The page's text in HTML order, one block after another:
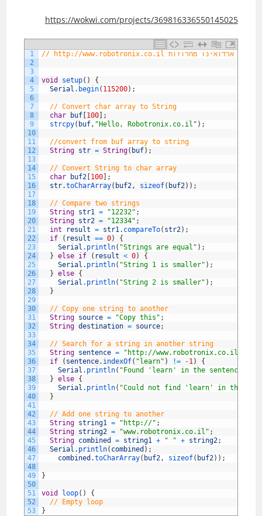
https://wokwi.com/projects/369816336550145025
1
2
3
4
5
6
7
8
9
10
11
12
13
14
15
16
17
18
19
20
21
22
23
24
25
26
27
28
29
30
31
32
33
34
35
36
37
38
39
40
41
42
43
44
45
46
47
48
49
50
51
52
53
// http://www.robotronix.co.il לימוד ארדואינו מחרוזות
void setup( )
{
Serial . begin( 115200) ;
// Convert char array to String
char
buf 100
;
strcpy( buf, "Hello, Robotronix.co.il" ) ;
//convert from buf array to string
String str = String( buf) ;
// Convert String to char array
char
buf2 100
;
str.toCharArray( buf2, sizeof( buf2) ) ;
// Compare two strings
String str1 = "12232" ;
String str2 = "12334" ;
int
result = str1. compareTo( str2) ;
if
( result == 0)
{
Serial . println( "Strings are equal" ) ;
} else if ( result < 0)
{
Serial . println( "String 1 is smaller" ) ;
} else {
Serial . println( "String 2 is smaller" ) ;
}
// Copy one string to another
String source = "Copy this" ;
String destination = source;
// Search for a string in another string
String sentence =
"http://www.robotronix.co.il is
if
( sentence. indexOf( "learn" ) != -1)
{
Serial . println( "Found 'learn' in the sentence"
} else {
Serial . println( "Could not find 'learn' in the
}
// Add one string to another
String string1 = "http://" ;
String string2 = "www.robotronix.co.il" ;
String combined = string1 + " " + string2;
Serial . println( combined ) ;
combined .toCharArray( buf2, sizeof( buf2) ) ;
}
void loop( )
{
// Empty loop
}